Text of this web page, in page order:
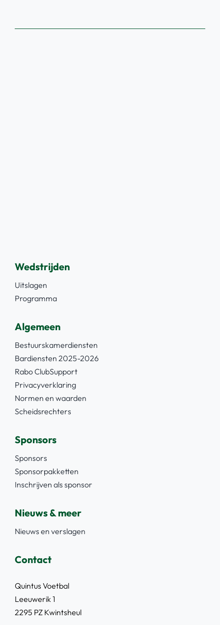
Wedstrijden
Uitslagen
Programma
Algemeen
Bestuurskamerdiensten
Bardiensten 2025-2026
Rabo ClubSupport
Privacyverklaring
Normen en waarden
Scheidsrechters
Sponsors
Sponsors
Sponsorpakketten
Inschrijven als sponsor
Nieuws & meer
Nieuws en verslagen
Contact
Quintus Voetbal
Leeuwerik 1
2295 PZ Kwintsheul